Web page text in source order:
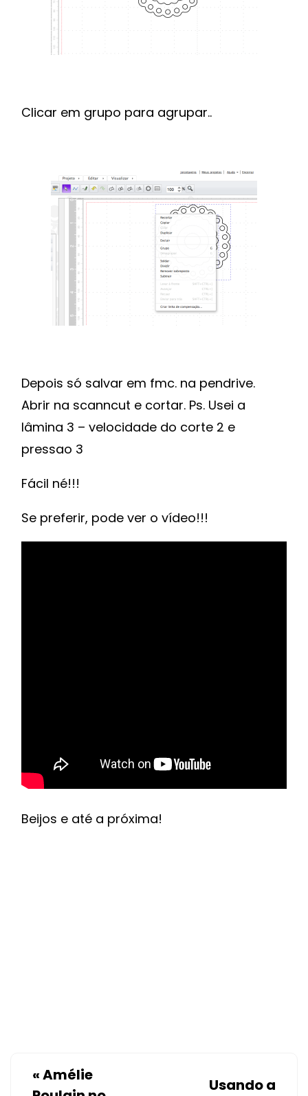
Clicar em grupo para agrupar..
Depois só salvar em fmc. na pendrive.
Abrir na scanncut e cortar. Ps. Usei a
lâmina 3 – velocidade do corte 2 e
pressao 3
Fácil né!!!
Se preferir, pode ver o vídeo!!!
Beijos e até a próxima!
«Amélie
Usando a